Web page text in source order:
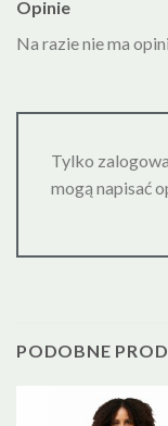
Opinie
Na razie nie ma
Tylko
mogą napisać
PODOBNE